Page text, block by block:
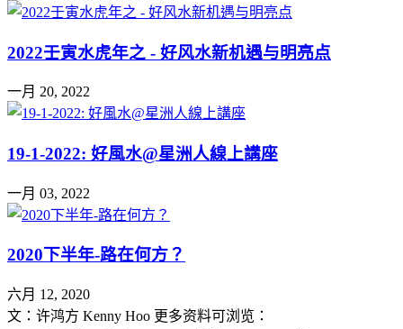
2022壬寅水虎年之 - 好风水新机遇与明亮点
一月 20, 2022
19-1-2022: 好風水@星洲人線上講座
一月 03, 2022
2020下半年-路在何方？
六月 12, 2020
文：许鸿方 Kenny Hoo 更多资料可浏览：